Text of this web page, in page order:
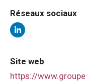
Réseaux sociaux
Linkedin
Site web
https://